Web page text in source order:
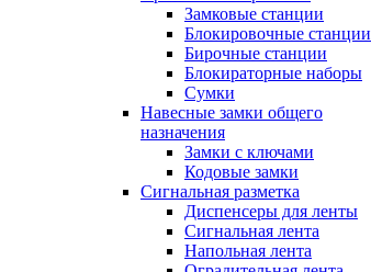
Замковые станции
Блокировочные станции
Бирочные станции
Блокираторные наборы
Сумки
Навесные замки общего
назначения
Замки с ключами
Кодовые замки
Сигнальная разметка
Диспенсеры для ленты
Сигнальная лента
Напольная лента